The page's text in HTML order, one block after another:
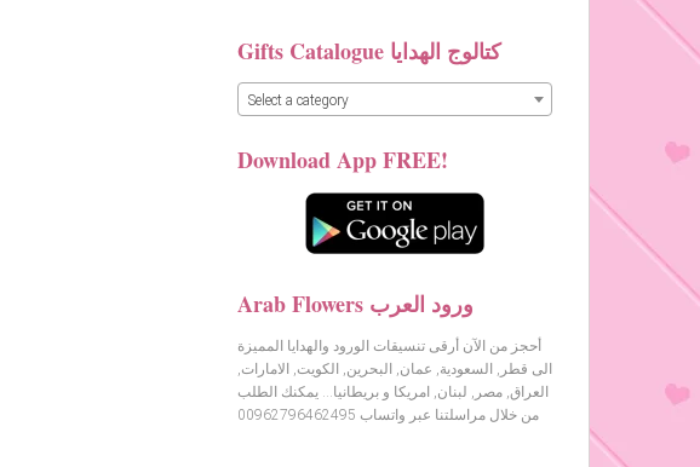
Gifts Catalogue كتالوج الهدايا
Select a category
Download App FREE!
Arab Flowers ورود العرب
أحجز من الآن أرقى تنسيقات الورود والهدايا المميزة
الى قطر, السعودية, عمان, البحرين, الكويت, الامارات,
العراق, مصر, لبنان, امريكا و بريطانيا… يمكنك الطلب
من خلال مراسلتنا عبر واتساب 00962796462495